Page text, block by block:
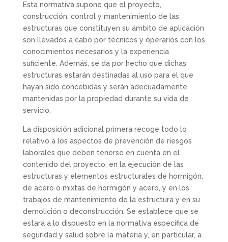
Esta normativa supone que el proyecto,
construcción, control y mantenimiento de las
estructuras que constituyen su ámbito de aplicación
son llevados a cabo por técnicos y operarios con los
conocimientos necesarios y la experiencia
suficiente. Además, se da por hecho que dichas
estructuras estarán destinadas al uso para el que
hayan sido concebidas y serán adecuadamente
mantenidas por la propiedad durante su vida de
servicio.
La disposición adicional primera recoge todo lo
relativo a los aspectos de prevención de riesgos
laborales que deben tenerse en cuenta en el
contenido del proyecto, en la ejecución de las
estructuras y elementos estructurales de hormigón,
de acero o mixtas de hormigón y acero, y en los
trabajos de mantenimiento de la estructura y en su
demolición o deconstrucción. Se establece que se
estará a lo dispuesto en la normativa específica de
seguridad y salud sobre la materia y, en particular, a